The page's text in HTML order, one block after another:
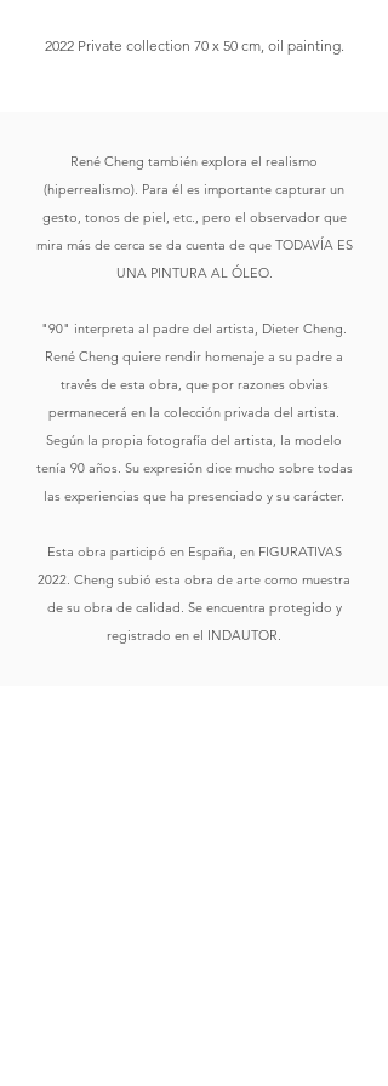
2022 Private collection 70 x 50 cm, oil painting.
René Cheng también explora el realismo
(hiperrealismo). Para él es importante capturar un
gesto, tonos de piel, etc., pero el observador que
mira más de cerca se da cuenta de que TODAVÍA ES
UNA PINTURA AL ÓLEO.
"90" interpreta al padre del artista, Dieter Cheng.
René Cheng quiere rendir homenaje a su padre a
través de esta obra, que por razones obvias
permanecerá en la colección privada del artista.
Según la propia fotografía del artista, la modelo
tenía 90 años. Su expresión dice mucho sobre todas
las experiencias que ha presenciado y su carácter.
Esta obra participó en España, en FIGURATIVAS
2022. Cheng subió esta obra de arte como muestra
de su obra de calidad. Se encuentra protegido y
registrado en el INDAUTOR.